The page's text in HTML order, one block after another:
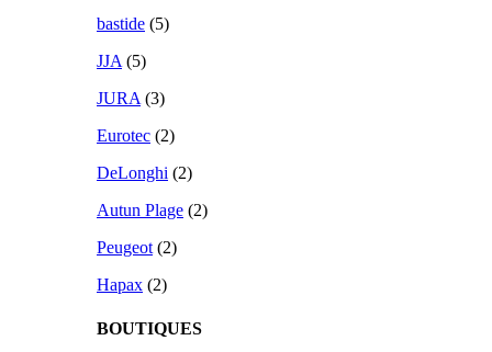
bastide (5)
JJA(5)
JURA(3)
Eurotec (2)
DeLonghi (2)
Autun Plage (2)
Peugeot(2)
Hapax (2)
BOUTIQUES